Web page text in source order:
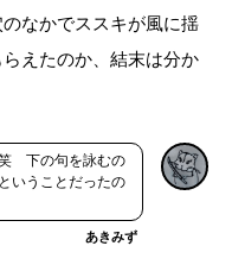
なかでススキが風に揺
えたのか、結末は分か
下の句を詠むの
いうことだったの
あきみず